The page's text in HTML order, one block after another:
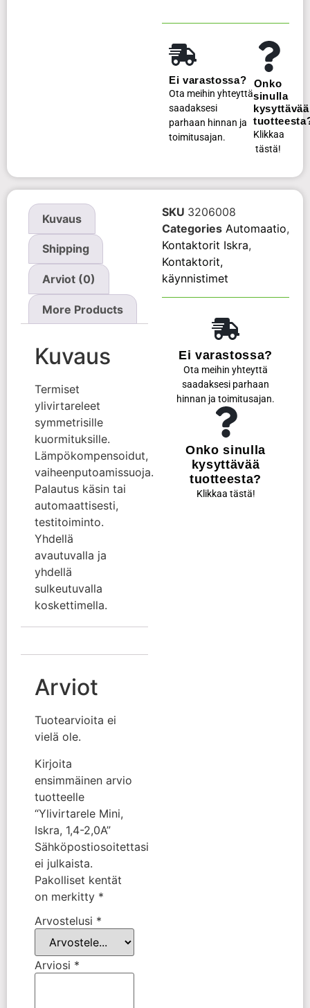
Ei varastossa?
Ota meihin yhteyttä
saadaksesi
parhaan hinnan ja
toimitusajan.
Onko
sinulla
kysyttävää
Klikkaa
tästä!
Kuvaus
Shipping
Arviot (0)
More Products
Kuvaus
Termiset
ylivirtareleet
symmetrisille
kuormituksille.
Lämpökompensoidut,
vaiheenputoamissuoja.
Palautus käsin tai
automaattisesti,
testitoiminto.
Yhdellä
avautuvalla ja
yhdellä
sulkeutuvalla
koskettimella.
Arviot
Tuotearvioita ei
vielä ole.
Kirjoita
ensimmäinen arvio
tuotteelle
“Ylivirtarele Mini,
Iskra, 1,4-2,0A”
Sähköpostiosoitettasi
ei julkaista.
Pakolliset kentät
on merkitty *
Arvostelusi *
Arviosi *
SKU 3206008
Categories Automaatio,
Kontaktorit Iskra,
Kontaktorit,
käynnistimet
Ei varastossa?
Ota meihin yhteyttä
saadaksesi parhaan
hinnan ja toimitusajan.
Onko sinulla
kysyttävää
tuotteesta?
Klikkaa tästä!